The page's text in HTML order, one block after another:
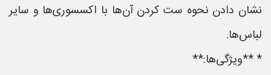
نشان دادن نحوه ست کردن آن‌ها با اکسسوری‌ها و سایر
لباس‌ها.
* **ویژگی‌ها:**